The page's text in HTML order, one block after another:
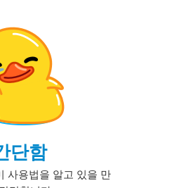
단함
사용법을 알고 있을 만